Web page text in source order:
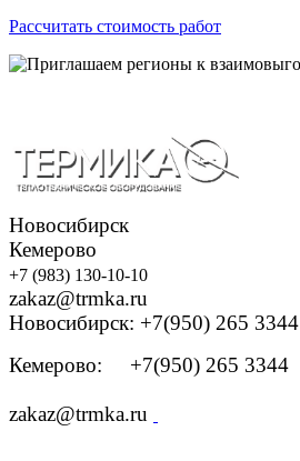
Рассчитать стоимость работ
Новосибирск
Кемерово
+7 (983) 130-10-10
zakaz@trmka.ru
Новосибирск: +7(950) 265 3344
Кемерово: +7(950) 265 3344
zakaz@trmka.ru